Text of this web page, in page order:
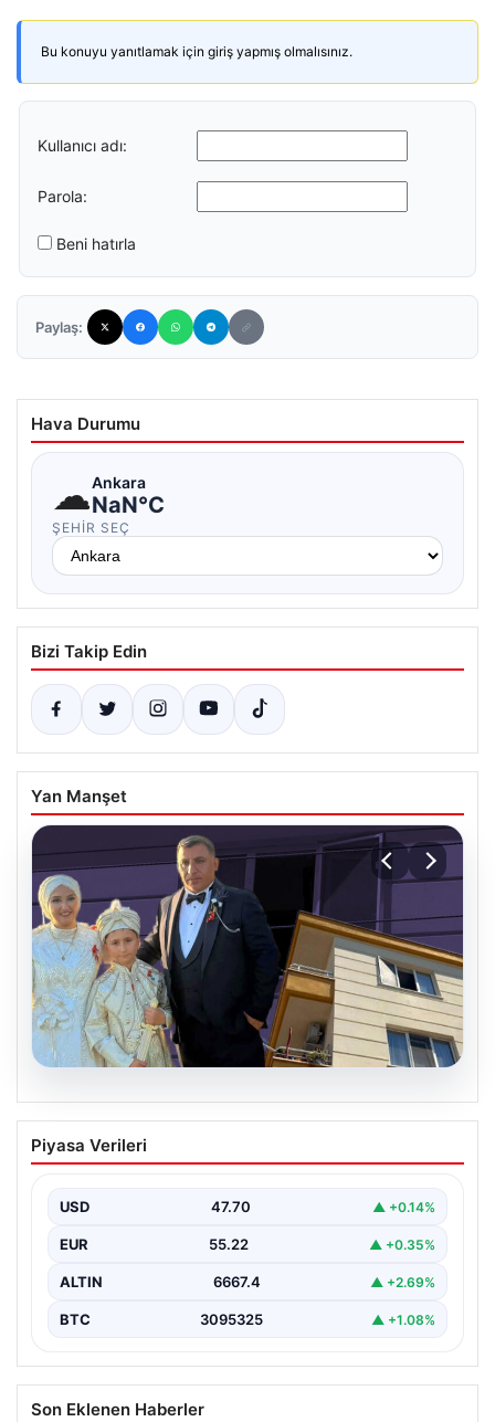
Bu konuyu yanıtlamak için giriş yapmış olmalısınız.
Kullanıcı adı:
Parola:
Beni hatırla
Paylaş:
Hava Durumu
☁Ankara
NaN°C
ŞEHIR SEÇ
Bizi Takip Edin
Yan Manşet
06.08.2026
Çanakkale’de böcek ilaçlaması felakete
dönüştü. Yusuf öldü, annesi yoğun
Piyasa Verileri
USD 47.70 ▲ +0.14%
EUR 55.22 ▲ +0.35%
ALTIN 6667.4 ▲ +2.69%
BTC 3095325 ▲ +1.08%
Son Eklenen Haberler